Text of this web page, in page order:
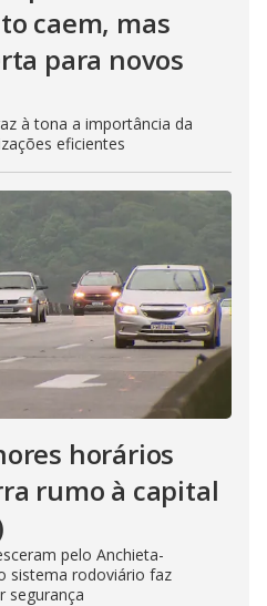
caem, mas
para novos
à tona a importância da
eficientes
horários
rumo à capital
pelo Anchieta-
sistema rodoviário faz
segurança